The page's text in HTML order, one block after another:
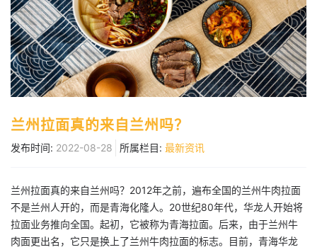
兰州拉面真的来自兰州吗？
发布时间: 2022-08-28 所属栏目: 最新资讯
兰州拉面真的来自兰州吗？2012年之前，遍布全国的兰州牛肉拉面
不是兰州人开的，而是青海化隆人。20世纪80年代，华龙人开始将
拉面业务推向全国。起初，它被称为青海拉面。后来，由于兰州牛
肉面更出名，它只是换上了兰州牛肉拉面的标志。目前，青海华龙